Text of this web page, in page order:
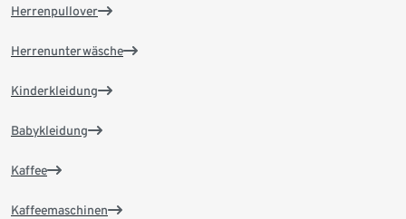
Herrenpullover
Herrenunterwäsche
Kinderkleidung
Babykleidung
Kaffee
Kaffeemaschinen